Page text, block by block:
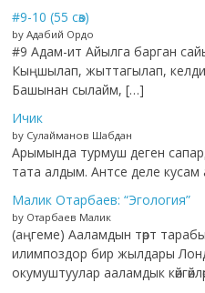
#9-10 (55 сөз)
by Адабий Ордо
#9 Адам-ит Айылга барган
Кыңшылап, жыттагылап,
Башынан сылайм, […]
Ичик
by Сулайманов Шабдан
Арымында турмуш деген
тата алдым. Антсе деле
Малик Отарбаев: “Эгология”
by Отарбаев Малик
(аңгеме) Ааламдын төрт
илимпоздор бир жылдары
окумуштуулар ааламдык